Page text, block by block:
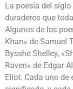
La poesía del
duraderos que
Algunos de los
Khan» de Samuel
Bysshe Shelley,
Raven» de Edgar
Eliot. Cada uno